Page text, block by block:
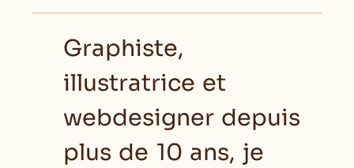
Graphiste,
illustratrice et
webdesigner depuis
plus de 10 ans, je